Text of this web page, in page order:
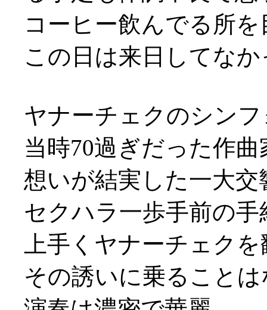
コーヒー飲んでる所
この日は来日してな
ヤナーチェクのシン
当時70過ぎだった作
想いが結実した一大交
セクハラ一歩手前の
上手くヤナーチェク
その誘いに乗ること